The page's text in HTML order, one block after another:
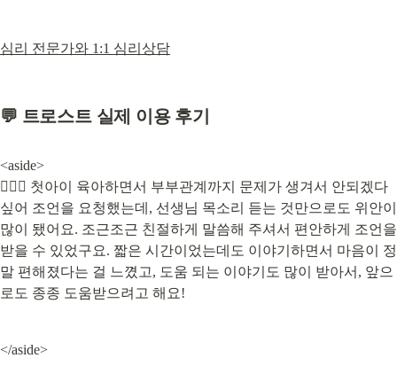
심리 전문가와 1:1 심리상담
💬 트로스트 실제 이용 후기
<aside>
🙍🏻‍♀️ 첫아이 육아하면서 부부관계까지 문제가 생겨서 안되겠다
싶어 조언을 요청했는데, 선생님 목소리 듣는 것만으로도 위안이
많이 됐어요. 조근조근 친절하게 말씀해 주셔서 편안하게 조언을
받을 수 있었구요. 짧은 시간이었는데도 이야기하면서 마음이 정
말 편해졌다는 걸 느꼈고, 도움 되는 이야기도 많이 받아서, 앞으
로도 종종 도움받으려고 해요!
</aside>